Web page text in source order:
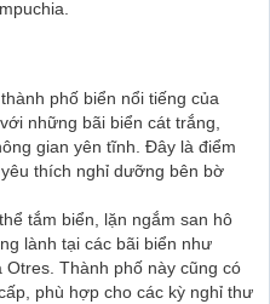
phố biển nổi tiếng của
những bãi biển cát trắng,
gian yên tĩnh. Đây là điểm
thích nghỉ dưỡng bên bờ
tắm biển, lặn ngắm san hô
lành tại các bãi biển như
Otres. Thành phố này cũng có
phù hợp cho các kỳ nghỉ thư